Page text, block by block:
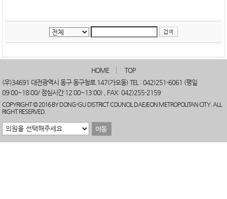
HOME
TOP
(우)34691 대전광역시 동구 동구청로 147(가오동) TEL : 042)251-6061 (평일
09:00~18:00/ 점심시간:12:00~13:00) , FAX: 042)255-2159
COPYRIGHT © 2016 BY DONG-GU DISTRICT COUNCIL DAEJEON METROPOLITAN CITY. ALL
RIGHT RESERVED.